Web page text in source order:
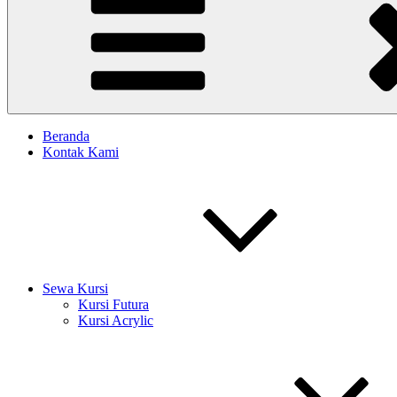
Beranda
Kontak Kami
Sewa Kursi
Kursi Futura
Kursi Acrylic